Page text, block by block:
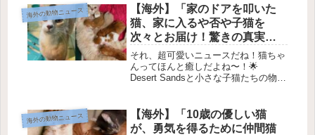
と、なんだか小さな助けを求める声が
聞こえてきたんです！😲「絶対に猫の
声...
海外の動物ニュース
【海外】「家のドアを叩いた
猫、家に入るや否や子猫を
次々とお届け！驚きの真実と
は？」
それ、超可愛いニュースだね！猫ちゃ
んってほんと癒しだよね〜！🌟
Desert Sandsと小さな子猫たちの物語
玄関先にやってきました。彼女は、安
心できる場所を探していたよ...
海外の動物ニュース
【海外】「10歳の優しい猫
が、勇気を得るために仲間猫